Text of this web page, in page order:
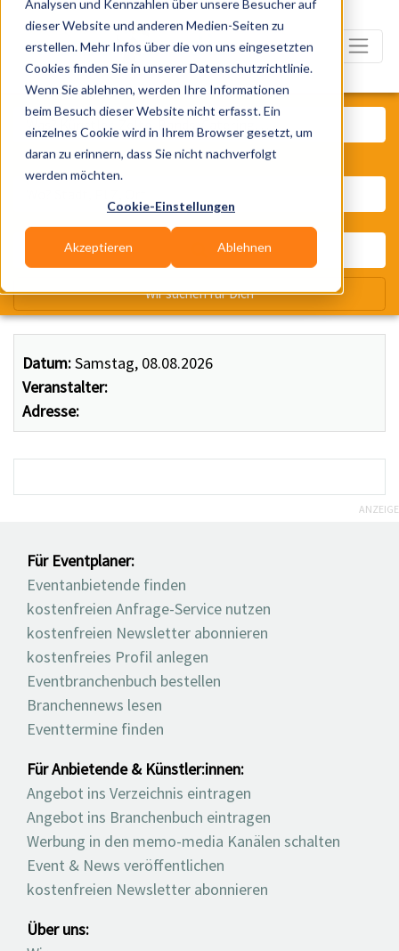
Analysen und Kennzahlen über unsere Besucher auf
dieser Website und anderen Medien-Seiten zu
erstellen. Mehr Infos über die von uns eingesetzten
Cookies finden Sie in unserer Datenschutzrichtlinie.
Wenn Sie ablehnen, werden Ihre Informationen
beim Besuch dieser Website nicht erfasst. Ein
einzelnes Cookie wird in Ihrem Browser gesetzt, um
daran zu erinnern, dass Sie nicht nachverfolgt
werden möchten.
Cookie-Einstellungen
Akzeptieren Ablehnen
Datum:Samstag, 08.08.2026
Veranstalter:
Adresse:
Was? Künstler, Zelte, Bands,
Wir suchen für Dich
ANZEIGE
Für Eventplaner:
Eventanbietende finden
kostenfreien Anfrage-Service nutzen
kostenfreien Newsletter abonnieren
kostenfreies Profil anlegen
Eventbranchenbuch bestellen
Branchennews lesen
Eventtermine finden
Für Anbietende & Künstler:innen:
Angebot ins Verzeichnis eintragen
Angebot ins Branchenbuch eintragen
Werbung in den memo-media Kanälen schalten
Event & News veröffentlichen
kostenfreien Newsletter abonnieren
Über uns: